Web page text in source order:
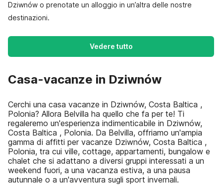
Dziwnów o prenotate un alloggio in un’altra delle nostre
destinazioni.
Vedere tutto
Casa-vacanze in Dziwnów
Cerchi una casa vacanze in Dziwnów, Costa Baltica ,
Polonia? Allora Belvilla ha quello che fa per te! Ti
regaleremo un'esperienza indimenticabile in Dziwnów,
Costa Baltica , Polonia. Da Belvilla, offriamo un'ampia
gamma di affitti per vacanze Dziwnów, Costa Baltica ,
Polonia, tra cui ville, cottage, appartamenti, bungalow e
chalet che si adattano a diversi gruppi interessati a un
weekend fuori, a una vacanza estiva, a una pausa
autunnale o a un'avventura sugli sport invernali.